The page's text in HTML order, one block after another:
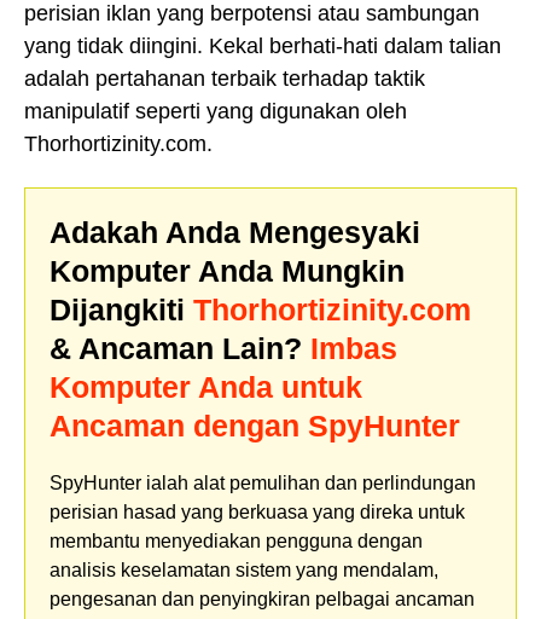
perisian iklan yang berpotensi atau sambungan
yang tidak diingini. Kekal berhati-hati dalam talian
adalah pertahanan terbaik terhadap taktik
manipulatif seperti yang digunakan oleh
Thorhortizinity.com.
Adakah Anda Mengesyaki
Komputer Anda Mungkin
Dijangkiti Thorhortizinity.com
& Ancaman Lain? Imbas
Komputer Anda untuk
Ancaman dengan SpyHunter
SpyHunter ialah alat pemulihan dan perlindungan
perisian hasad yang berkuasa yang direka untuk
membantu menyediakan pengguna dengan
analisis keselamatan sistem yang mendalam,
pengesanan dan penyingkiran pelbagai ancaman